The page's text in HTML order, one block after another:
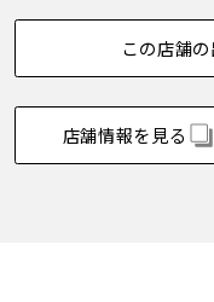
この店舗
店舗情報を見る